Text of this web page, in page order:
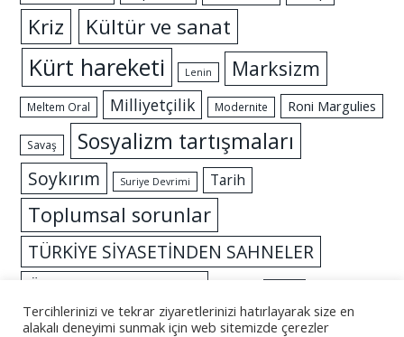
Kriz Kültür ve sanat
Kürt hareketi Lenin Marksizm
Meltem Oral Milliyetçilik Modernite Roni Margulies
Savaş Sosyalizm tartışmaları
Soykırım Suriye Devrimi Tarih
Toplumsal sorunlar
TÜRKİYE SİYASETİNDEN SAHNELER
Özgürlük mücadelesi
Tercihlerinizi ve tekrar ziyaretlerinizi hatırlayarak size en
alakalı deneyimi sunmak için web sitemizde çerezler